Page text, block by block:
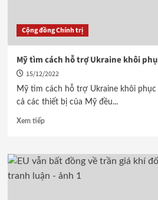
Cộng đồng Chính trị
Mỹ tìm cách hỗ trợ Ukraine khôi
15/12/2022
Mỹ tìm cách hỗ trợ Ukraine khôi
cả các thiết bị của Mỹ đều...
Xem tiếp